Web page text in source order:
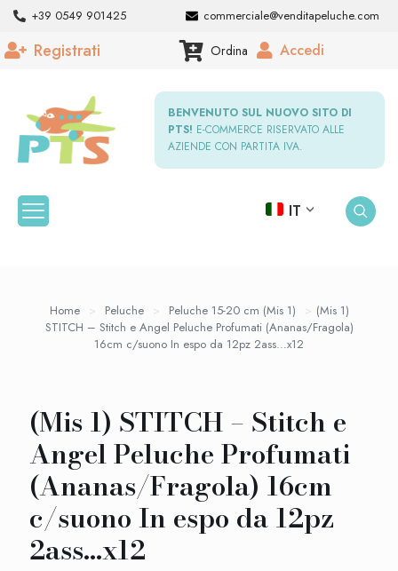
+39 0549 901425 commerciale@venditapeluche.com
Registrati Ordina Accedi
BENVENUTO SUL NUOVO SITO DI
PTS! E-COMMERCE RISERVATO ALLE
AZIENDE CON PARTITA IVA.
IT
Home > Peluche > Peluche 15-20 cm (Mis 1) > (Mis 1)
STITCH – Stitch e Angel Peluche Profumati (Ananas/Fragola)
16cm c/suono In espo da 12pz 2ass…x12
(Mis 1) STITCH – Stitch e
Angel Peluche Profumati
(Ananas/Fragola) 16cm
c/suono In espo da 12pz
2ass…x12